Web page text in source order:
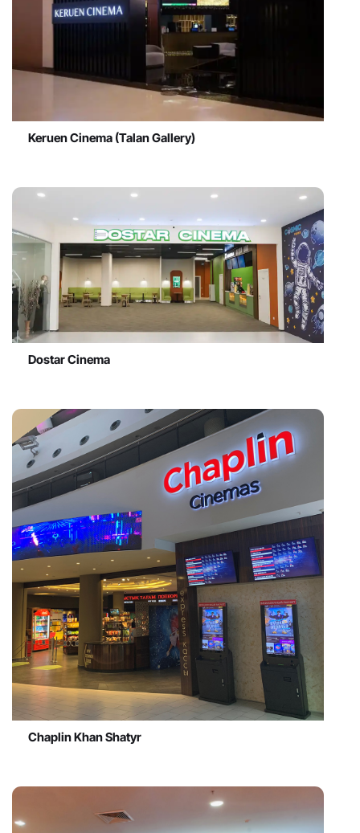
Keruen Cinema (Talan Gallery)
Dostar Cinema
Chaplin Khan Shatyr